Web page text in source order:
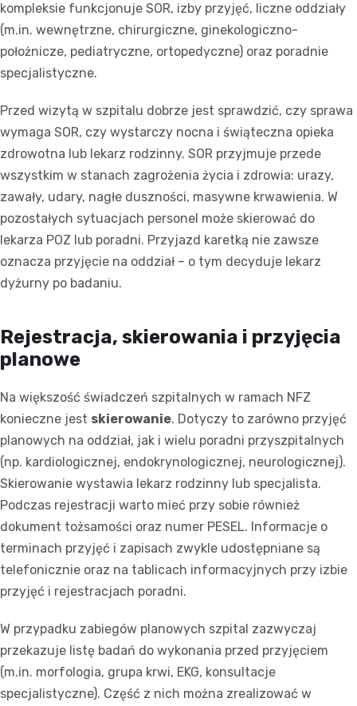
kompleksie funkcjonuje SOR, izby przyjęć, liczne oddziały
(m.in. wewnętrzne, chirurgiczne, ginekologiczno-
położnicze, pediatryczne, ortopedyczne) oraz poradnie
specjalistyczne.
Przed wizytą w szpitalu dobrze jest sprawdzić, czy sprawa
wymaga SOR, czy wystarczy nocna i świąteczna opieka
zdrowotna lub lekarz rodzinny. SOR przyjmuje przede
wszystkim w stanach zagrożenia życia i zdrowia: urazy,
zawały, udary, nagłe duszności, masywne krwawienia. W
pozostałych sytuacjach personel może skierować do
lekarza POZ lub poradni. Przyjazd karetką nie zawsze
oznacza przyjęcie na oddział – o tym decyduje lekarz
dyżurny po badaniu.
Rejestracja, skierowania i przyjęcia
planowe
Na większość świadczeń szpitalnych w ramach NFZ
konieczne jest skierowanie. Dotyczy to zarówno przyjęć
planowych na oddział, jak i wielu poradni przyszpitalnych
(np. kardiologicznej, endokrynologicznej, neurologicznej).
Skierowanie wystawia lekarz rodzinny lub specjalista.
Podczas rejestracji warto mieć przy sobie również
dokument tożsamości oraz numer PESEL. Informacje o
terminach przyjęć i zapisach zwykle udostępniane są
telefonicznie oraz na tablicach informacyjnych przy izbie
przyjęć i rejestracjach poradni.
W przypadku zabiegów planowych szpital zazwyczaj
przekazuje listę badań do wykonania przed przyjęciem
(m.in. morfologia, grupa krwi, EKG, konsultacje
specjalistyczne). Część z nich można zrealizować w